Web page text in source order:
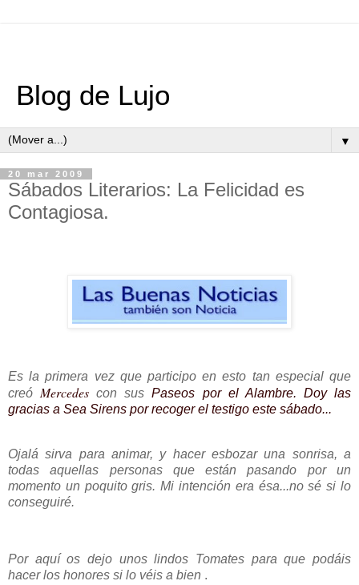
Blog de Lujo
▼
20 mar 2009
Sábados Literarios: La Felicidad es
Contagiosa.
Es la primera vez que participo en esto tan especial que
creó Mercedes con susPaseos por el Alambre. Doy las
gracias a Sea Sirens por recoger el testigo este sábado...
Ojalá sirva para animar, y hacer esbozar una sonrisa, a
todas aquellas personas que están pasando por un
momento un poquito gris. Mi intención era ésa...no sé si lo
conseguiré.
Por aquí os dejo unos lindos Tomates para que podáis
hacer los honores si lo véis a bien .